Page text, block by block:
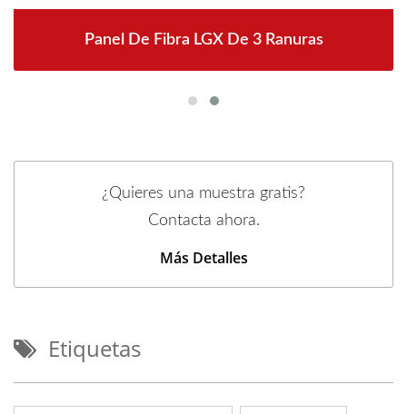
Panel De Fibra LGX De 3 Ranuras
¿Quieres una muestra gratis?
Contacta ahora.
Más Detalles
Etiquetas